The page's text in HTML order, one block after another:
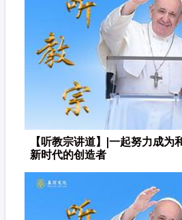
【听教宗讲道】|一起努力成为
新时代的创造者